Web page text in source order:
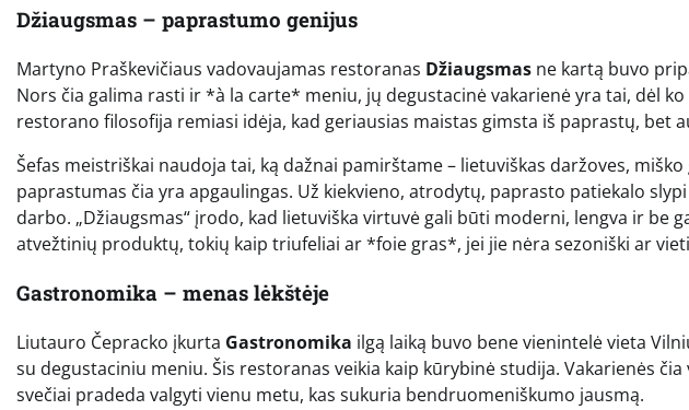
Džiaugsmas – paprastumo genijus
Martyno Praškevičiaus vadovaujamas restoranas Džiaugsmas ne kartą buvo
Nors čia galima rasti ir *à la carte* meniu, jų degustacinė vakarienė yra tai, dėl
restorano filosofija remiasi idėja, kad geriausias maistas gimsta iš paprastų, bet
Šefas meistriškai naudoja tai, ką dažnai pamirštame – lietuviškas daržoves,
paprastumas čia yra apgaulingas. Už kiekvieno, atrodytų, paprasto patiekalo
darbo. „Džiaugsmas“ įrodo, kad lietuviška virtuvė gali būti moderni, lengva ir be
atvežtinių produktų, tokių kaip triufeliai ar *foie gras*, jei jie nėra sezoniški ar
Gastronomika – menas lėkštėje
Liutauro Čepracko įkurta Gastronomika ilgą laiką buvo bene vienintelė vieta
su degustaciniu meniu. Šis restoranas veikia kaip kūrybinė studija. Vakarienės
svečiai pradeda valgyti vienu metu, kas sukuria bendruomeniškumo jausmą.